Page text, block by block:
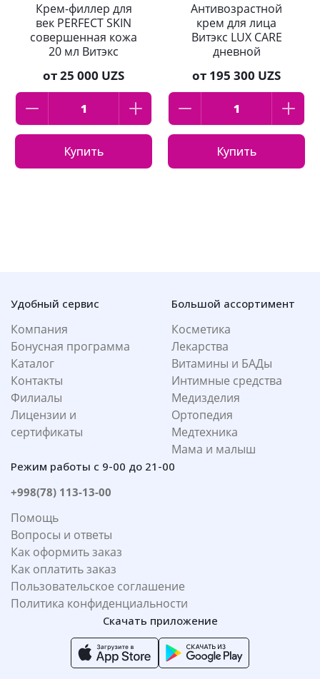
Крем-филлер для
век PERFECT SKIN
совершенная кожа
20 мл Витэкс
от25 000 UZS
Купить
Антивозрастной
крем для лица
Витэкс LUX CARE
дневной
формула для зрелой
кожи 45мл
от 195 300 UZS
Купить
Удобный сервис
Компания
Бонусная программа
Каталог
Контакты
Филиалы
Лицензии и
сертификаты
Большой ассортимент
Косметика
Лекарства
Витамины и БАДы
Интимные средства
Медизделия
Ортопедия
Медтехника
Мама и малыш
Режим работы с 9-00 до 21-00
+998(78) 113-13-00
Помощь
Вопросы и ответы
Как оформить заказ
Как оплатить заказ
Пользовательское соглашение
Политика конфиденциальности
Скачать приложение